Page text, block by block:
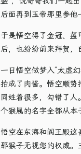
后面再到玉帝那里参他
于是悟空得了金冠、
后，也纷纷前来拜贺，
一日悟空做梦入“太虚
拍成了肉酱。悟空顺势
同姓着很多，勾错了
个猴属的名字全都从本
悟空在东海和阎王殿这
那猴子无视您的权威。